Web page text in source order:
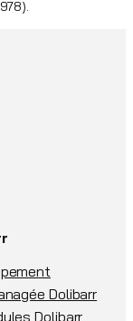
Dolibarr
Dolibarr